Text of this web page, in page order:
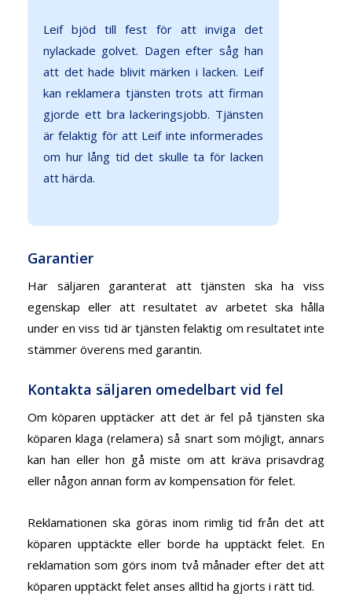
Leif bjöd till fest för att inviga det
nylackade golvet. Dagen efter såg han
att det hade blivit märken i lacken. Leif
kan reklamera tjänsten trots att firman
gjorde ett bra lackeringsjobb. Tjänsten
är felaktig för att Leif inte informerades
om hur lång tid det skulle ta för lacken
att härda.
Garantier
Har säljaren garanterat att tjänsten ska ha viss
egenskap eller att resultatet av arbetet ska hålla
under en viss tid är tjänsten felaktig om resultatet inte
stämmer överens med garantin.
Kontakta säljaren omedelbart vid fel
Om köparen upptäcker att det är fel på tjänsten ska
köparen klaga (relamera) så snart som möjligt, annars
kan han eller hon gå miste om att kräva prisavdrag
eller någon annan form av kompensation för felet.
Reklamationen ska göras inom rimlig tid från det att
köparen upptäckte eller borde ha upptäckt felet. En
reklamation som görs inom två månader efter det att
köparen upptäckt felet anses alltid ha gjorts i rätt tid.